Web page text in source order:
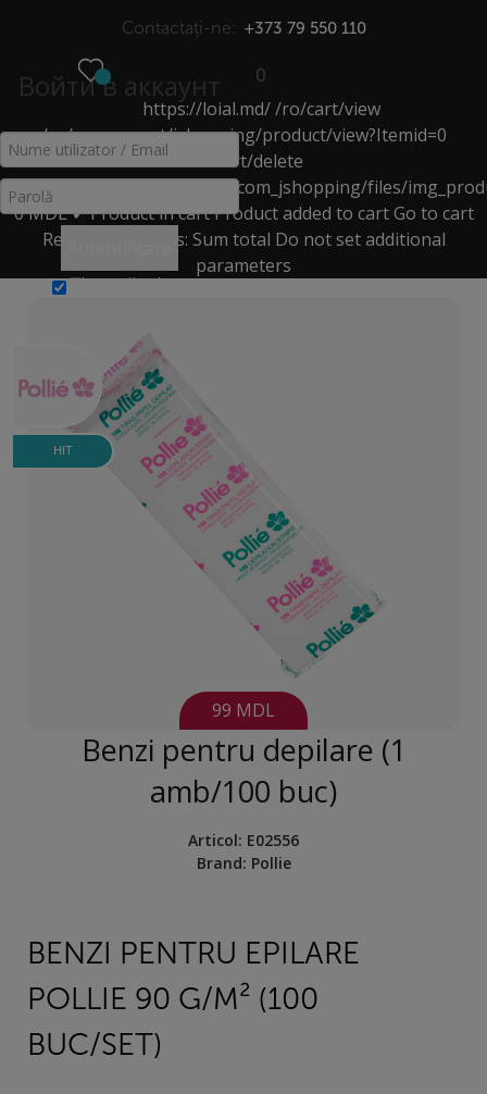
Contactați-ne: +373 79 550 110
Войти в аккаунт
Ţine-mă minte
0
https://loial.md/ /ro/cart/view
/ro/component/jshopping/product/view?Itemid=0
/ro/cart/delete
https://loial.md/components/com_jshopping/files/
0MDL✔ Product in cartProduct added to cart Go to cart
Remove
Products: Sum total Do not set additional
parameters
ACCESORII PENTRU DEPILARE
Acasă > Catalog
Benzi pentru depilare (1 amb/100 buc)
HIT
99 MDL
Benzi pentru depilare (1
amb/100 buc)
Articol: E02556
Brand: Pollie
BENZI PENTRU EPILARE
POLLIE 90 G/M² (100
BUC/SET)